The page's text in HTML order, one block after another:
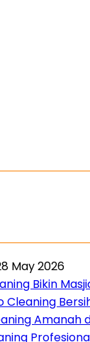
May 2026
Bikin
Cleaning
Amanah